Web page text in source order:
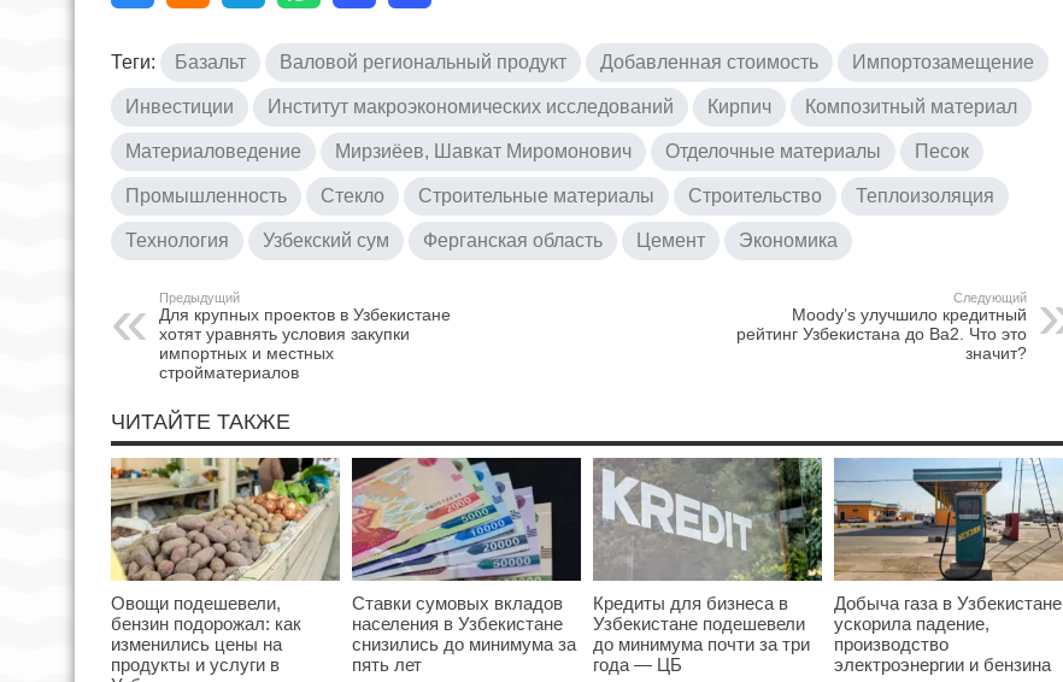
Теги: Базальт Валовой региональный продукт Добавленная стоимость Импортозамещение
Инвестиции Институт макроэкономических исследований Кирпич Композитный материал
Материаловедение Мирзиёев, Шавкат Миромонович Отделочные материалы Песок
Промышленность Стекло Строительные материалы Строительство Теплоизоляция
Технология Узбекский сум Ферганская область Цемент Экономика
Предыдущий
Для крупных проектов в Узбекистане
хотят уравнять условия закупки
импортных и местных
стройматериалов
Следующий
Moody’s улучшило кредитный
рейтинг Узбекистана до Ba2. Что это
значит?
ЧИТАЙТЕ ТАКЖЕ
Овощи подешевели,
бензин подорожал: как
изменились цены на
продукты и услуги в
Ставки сумовых вкладов
населения в Узбекистане
снизились до минимума за
пять лет
Кредиты для бизнеса в
Узбекистане подешевели
до минимума почти за три
года — ЦБ
Добыча газа в Узбекистане
ускорила падение,
производство
электроэнергии и бензина